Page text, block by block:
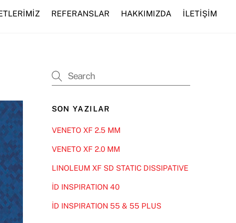
REFERANSLAR HAKKIMIZDA İLETİŞİM
SON YAZILAR
VENETO XF 2.5 MM
VENETO XF 2.0 MM
LINOLEUM XF SD STATIC DISSIPATIVE
İD INSPIRATION 40
İD INSPIRATION 55 & 55 PLUS